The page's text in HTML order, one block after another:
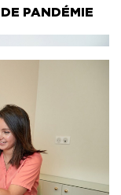
PANDÉMIE